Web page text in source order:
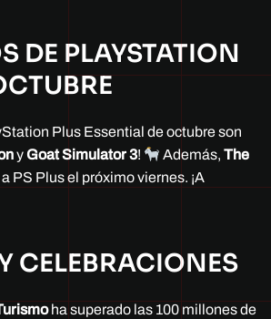
DE PLAYSTATION
Plus Essential de octubre son
yGoat Simulator 3! Además,The
PS Plus el próximo viernes. ¡A
CELEBRACIONES
ha superado las 100 millones de